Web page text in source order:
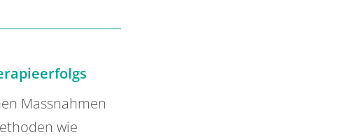
Massnahmen
wie